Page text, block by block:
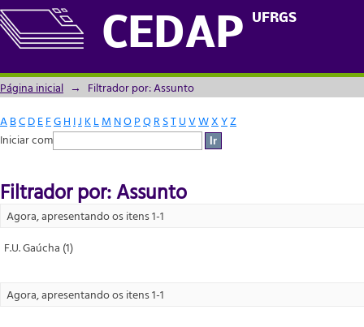
CEDAP UFRGS
Filtrador por: Assunto
Página inicial → Filtrador por: Assunto
ABCDEFGH IJ KLM NOPQRSTUVWXYZ
Iniciar com
Filtrador por: Assunto
Agora, apresentando os itens 1-1
F.U. Gaúcha (1)
Agora, apresentando os itens 1-1